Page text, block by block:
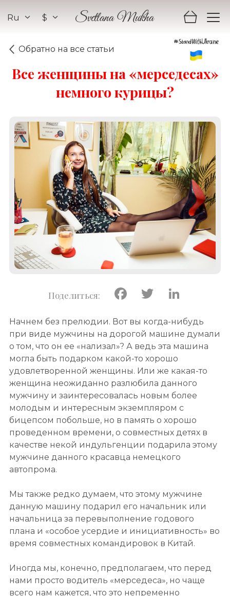
Svetlana Mukha
$
Ru
Обратно на все статьи
Все женщины на «мерседесах»
немного курицы?
Facebook
Twitter
Начнем без прелюдии. Вот вы когда-нибудь
при виде мужчины на дорогой машине думали
о том, что он ее «нализал»? А ведь эта машина
могла быть подарком какой-то хорошо
удовлетворенной женщины. Или же какая-то
женщина неожиданно разлюбила данного
мужчину и заинтересовалась новым более
молодым и интересным экземпляром с
бицепсом побольше, но в память о хорошо
проведенном времени, о совместных детях в
качестве некой индульгенции подарила этому
мужчине данного красавца немецкого
автопрома.
Мы также редко думаем, что этому мужчине
данную машину подарил его начальник или
начальница за перевыполнение годового
плана и «особое усердие и инициативность» во
время совместных командировок в Китай.
Иногда мы, конечно, предполагаем, что перед
нами просто водитель «мерседеса», но чаще
всего нам кажется, что это непременно